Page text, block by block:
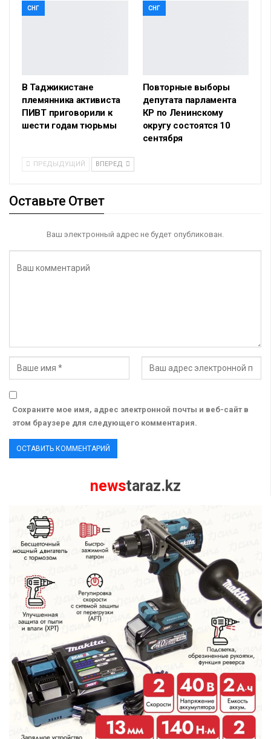
СНГ
В Таджикистане
племянника активиста
ПИВТ приговорили к
шести годам тюрьмы
СНГ
Повторные выборы
депутата парламента
КР по Ленинскому
округу состоятся 10
сентября
ПРЕДЫДУЩИЙ ВПЕРЕД
Оставьте Ответ
Ваш электронный адрес не будет опубликован.
Сохраните мое имя, адрес электронной почты и веб-сайт в
этом браузере для следующего комментария.
newstaraz.kz